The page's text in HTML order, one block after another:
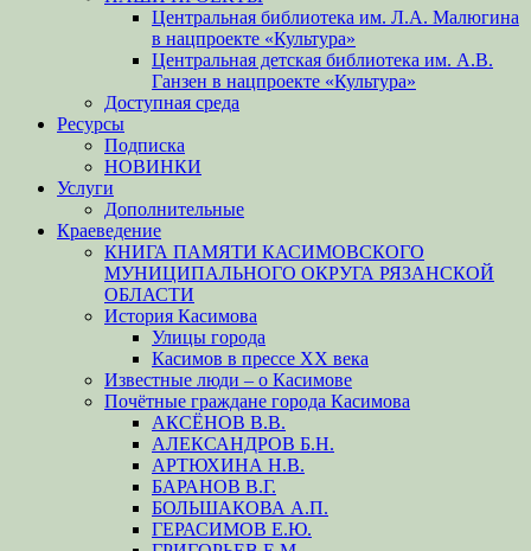
Центральная библиотека им. Л.А. Малюгина
в нацпроекте «Культура»
Центральная детская библиотека им. А.В.
Ганзен в нацпроекте «Культура»
Доступная среда
Ресурсы
Подписка
НОВИНКИ
Услуги
Дополнительные
Краеведение
КНИГА ПАМЯТИ КАСИМОВСКОГО
МУНИЦИПАЛЬНОГО ОКРУГА РЯЗАНСКОЙ
ОБЛАСТИ
История Касимова
Улицы города
Касимов в прессе XX века
Известные люди – о Касимове
Почётные граждане города Касимова
АКСЁНОВ В.В.
АЛЕКСАНДРОВ Б.Н.
АРТЮХИНА Н.В.
БАРАНОВ В.Г.
БОЛЬШАКОВА А.П.
ГЕРАСИМОВ Е.Ю.